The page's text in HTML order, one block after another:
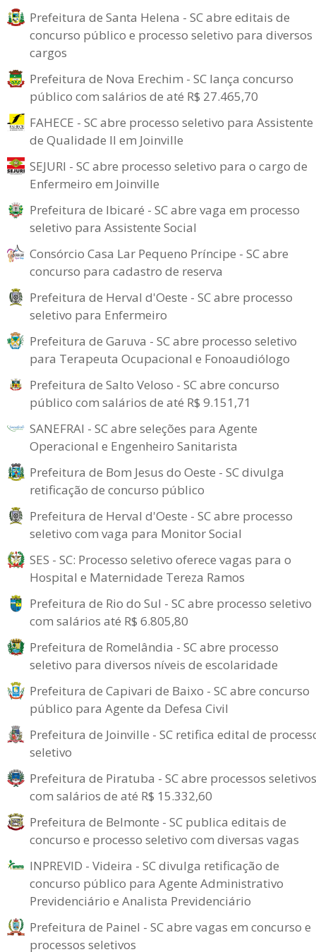
Prefeitura de Santa Helena - SC abre editais de
concurso público e processo seletivo para diversos
cargos
Prefeitura de Nova Erechim - SC lança concurso
público com salários de até R$ 27.465,70
FAHECE - SC abre processo seletivo para Assistente
de Qualidade II em Joinville
SEJURI - SC abre processo seletivo para o cargo de
Enfermeiro em Joinville
Prefeitura de Ibicaré - SC abre vaga em processo
seletivo para Assistente Social
Consórcio Casa Lar Pequeno Príncipe - SC abre
concurso para cadastro de reserva
Prefeitura de Herval d'Oeste - SC abre processo
seletivo para Enfermeiro
Prefeitura de Garuva - SC abre processo seletivo
para Terapeuta Ocupacional e Fonoaudiólogo
Prefeitura de Salto Veloso - SC abre concurso
público com salários de até R$ 9.151,71
SANEFRAI - SC abre seleções para Agente
Operacional e Engenheiro Sanitarista
Prefeitura de Bom Jesus do Oeste - SC divulga
retificação de concurso público
Prefeitura de Herval d'Oeste - SC abre processo
seletivo com vaga para Monitor Social
SES - SC: Processo seletivo oferece vagas para o
Hospital e Maternidade Tereza Ramos
Prefeitura de Rio do Sul - SC abre processo seletivo
com salários até R$ 6.805,80
Prefeitura de Romelândia - SC abre processo
seletivo para diversos níveis de escolaridade
Prefeitura de Capivari de Baixo - SC abre concurso
público para Agente da Defesa Civil
Prefeitura de Joinville - SC retifica edital de
seletivo
Prefeitura de Piratuba - SC abre processos seletivos
com salários de até R$ 15.332,60
Prefeitura de Belmonte - SC publica editais de
concurso e processo seletivo com diversas vagas
INPREVID - Videira - SC divulga retificação de
concurso público para Agente Administrativo
Previdenciário e Analista Previdenciário
Prefeitura de Painel - SC abre vagas em concurso e
processos seletivos